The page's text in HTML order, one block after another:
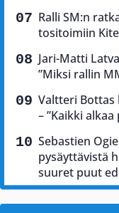
Ralli SM:n
tositoimiin
Jari-Matti
”Miksi rallin
Valtteri Bottas
– ”Kaikki alkaa
Sebastien
pysäyttävistä
suuret puut